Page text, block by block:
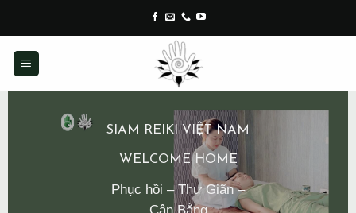
content
SIAM REIKI VIỆT NAM
WELCOME HOME
Phục hồi – Thư Giãn –
Cân Bằng